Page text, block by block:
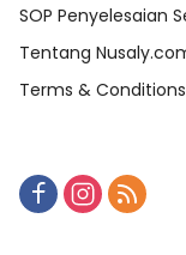
SOP Penyelesaian
Tentang
Terms & Conditions